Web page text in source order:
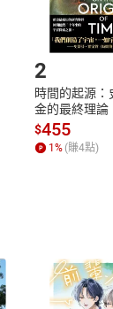
讀載具
2
時間的起源：
金的最終理論
$455
1 % (賺4點)